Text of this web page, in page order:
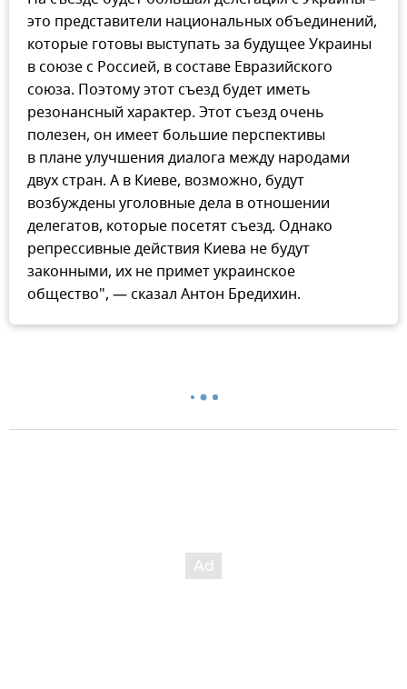
это представители национальных объединений,
которые готовы выступать за будущее Украины
в союзе с Россией, в составе Евразийского
союза. Поэтому этот съезд будет иметь
резонансный характер. Этот съезд очень
полезен, он имеет большие перспективы
в плане улучшения диалога между народами
двух стран. А в Киеве, возможно, будут
возбуждены уголовные дела в отношении
делегатов, которые посетят съезд. Однако
репрессивные действия Киева не будут
законными, их не примет украинское
общество", — сказал Антон Бредихин.